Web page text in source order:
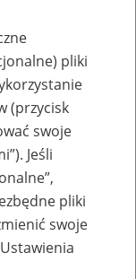
pliki
(przycisk
swoje
Jeśli
pliki
swoje